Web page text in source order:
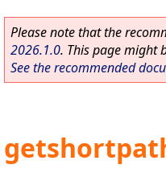
Please note that the
2026.1.0. This page might
See the recommended